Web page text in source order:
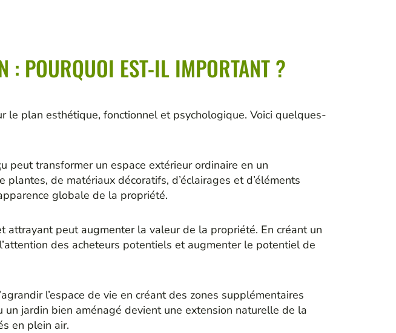
: POURQUOI EST-IL IMPORTANT ?
le plan esthétique, fonctionnel et psychologique. Voici quelques-
peut transformer un espace extérieur ordinaire en un
de matériaux décoratifs, d’éclairages et d’éléments
globale de la propriété.
attrayant peut augmenter la valeur de la propriété. En créant un
des acheteurs potentiels et augmenter le potentiel de
l’espace de vie en créant des zones supplémentaires
jardin bien aménagé devient une extension naturelle de la
en plein air.